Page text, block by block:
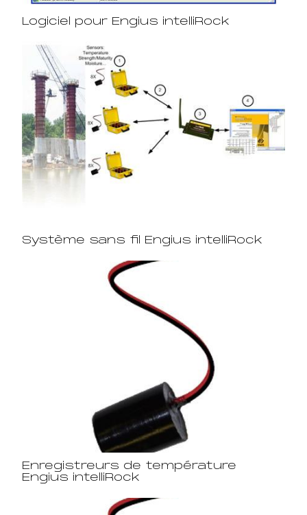
Logiciel pour Engius intelliRock
Système sans fil Engius intelliRock
Enregistreurs de température
Engius intelliRock